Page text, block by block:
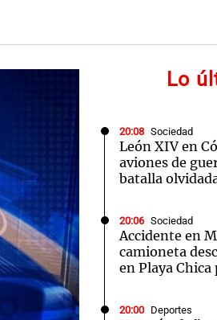
Lo
20:08 Sociedad
León XIV en
aviones de
batalla
20:06 Sociedad
Accidente en
camioneta
en Playa
20:00 Deportes